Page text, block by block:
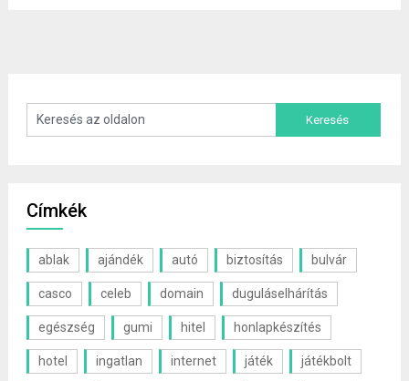
Címkék
ablak ajándék autó biztosítás bulvár
casco celeb domain duguláselhárítás
egészség gumi hitel honlapkészítés
hotel ingatlan internet játék játékbolt